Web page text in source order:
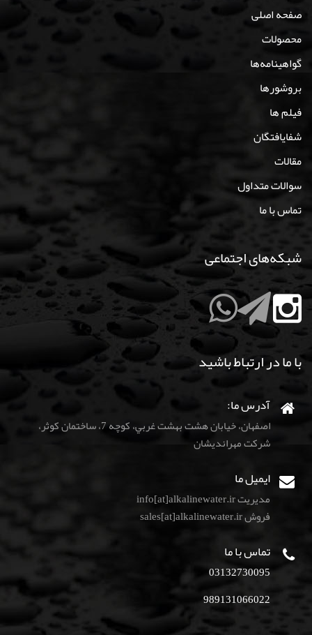
صفحه اصلی
محصولات
گواهینامه‌ها
بروشورها
فیلم ها
شفایافتگان
مقالات
سوالات متداول
تماس با ما
شبکه‌های اجتماعی
با ما در ارتباط باشید
آدرس ما:
اصفهان، خيابان هشت بهشت غربي، كوچه 7، ساختمان كوثر،
شركت مهرانديشان
ایمیل ما
مدیریت info[at]alkalinewater.ir
فروش sales[at]alkalinewater.ir
تماس با ما
03132730095
989131066022